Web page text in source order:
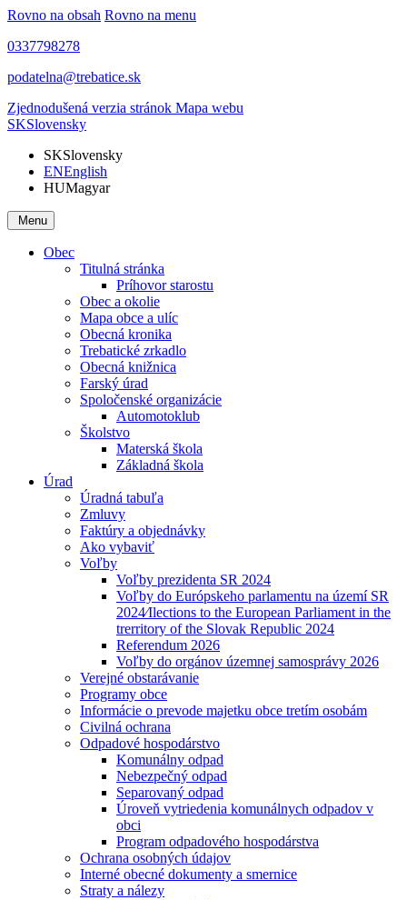
Rovno na obsah Rovno na menu
0337798278
podatelna@trebatice.sk
Zjednodušená verzia stránok Mapa webu
SKSlovensky
SKSlovensky
ENEnglish
HUMagyar
Menu
Obec
Titulná stránka
Príhovor starostu
Obec a okolie
Mapa obce a ulíc
Obecná kronika
Trebatické zrkadlo
Obecná knižnica
Farský úrad
Spoločenské organizácie
Automotoklub
Školstvo
Materská škola
Základná škola
Úrad
Úradná tabuľa
Zmluvy
Faktúry a objednávky
Ako vybaviť
Voľby
Voľby prezidenta SR 2024
Voľby do Európskeho parlamentu na území SR
2024⁄Ilections to the European Parliament in the
trerritory of the Slovak Republic 2024
Referendum 2026
Voľby do orgánov územnej samosprávy 2026
Verejné obstarávanie
Programy obce
Informácie o prevode majetku obce tretím osobám
Civilná ochrana
Odpadové hospodárstvo
Komunálny odpad
Nebezpečný odpad
Separovaný odpad
Úroveň vytriedenia komunálnych odpadov v
obci
Program odpadového hospodárstva
Ochrana osobných údajov
Interné obecné dokumenty a smernice
Straty a nálezy